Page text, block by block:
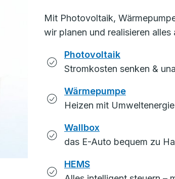
Mit Photovoltaik,
wir planen und realisieren alles
Photovoltaik
Stromkosten senken &
Wärmepumpe
Heizen mit
Wallbox
das E-Auto bequem zu
HEMS